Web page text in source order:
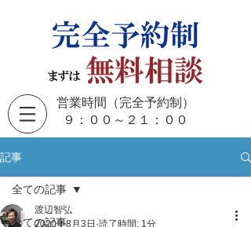
営業時間（完全予約制）
​９：００～２１：００
記事
全ての記事
全ての記事
渡辺智弘
2020年8月3日 読了時間: 1分